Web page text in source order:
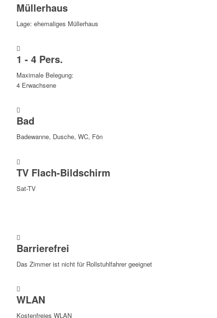
Müllerhaus
Lage: ehemaliges Müllerhaus
1 - 4 Pers.
Maximale Belegung:
4 Erwachsene
Bad
Badewanne, Dusche, WC, Fön
TV Flach-Bildschirm
Sat-TV
Barrierefrei
Das Zimmer ist nicht für Rollstuhlfahrer geeignet
WLAN
Kostenfreies WLAN